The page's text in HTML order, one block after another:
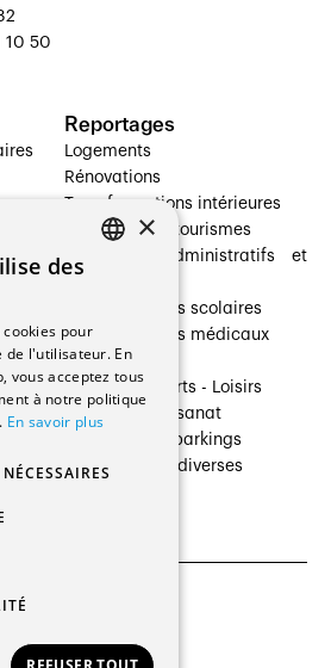
10 50
Reportages
Logements
Rénovations
Transformations intérieures
Hôtelleries et tourismes
Bâtiments administratifs et
Établissements scolaires
Établissements médicaux
Villas
Cultures - Sports - Loisirs
Industrie - Artisanat
Transports et parkings
Constructions diverses
×
des
pour
l'utilisateur. En
vous acceptez tous
à notre politique
En savoir plus